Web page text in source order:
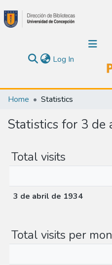
Log In(current)
Communities & Collections
About Us
All of DSpace
Home Statistics
Statistics for 3 de
Total visits
3 de abril de 1934
Total visits per